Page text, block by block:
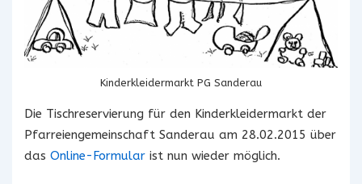
Kinderkleidermarkt PG Sanderau
Die Tischreservierung für den Kinderkleidermarkt der
Pfarreiengemeinschaft Sanderau am 28.02.2015 über
das Online-Formular ist nun wieder möglich.